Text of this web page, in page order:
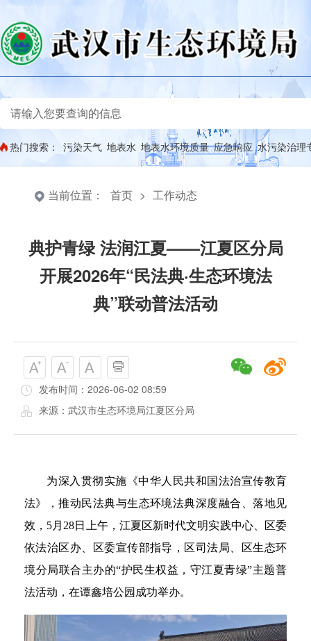
热门搜索： 污染天气 地表水 地表水环境质量 应急响应 水污染治理
当前位置： 首页 > 工作动态
典护青绿 法润江夏——江夏区分局
开展2026年“民法典·生态环境法
典”联动普法活动
发布时间：2026-06-02 08:59
来源：武汉市生态环境局江夏区分局
为深入贯彻实施《中华人民共和国法治宣传教育
法》，推动民法典与生态环境法典深度融合、落地见
效，5月28日上午，江夏区新时代文明实践中心、区委
依法治区办、区委宣传部指导，区司法局、区生态环
境分局联合主办的“护民生权益，守江夏青绿”主题普
法活动，在谭鑫培公园成功举办。